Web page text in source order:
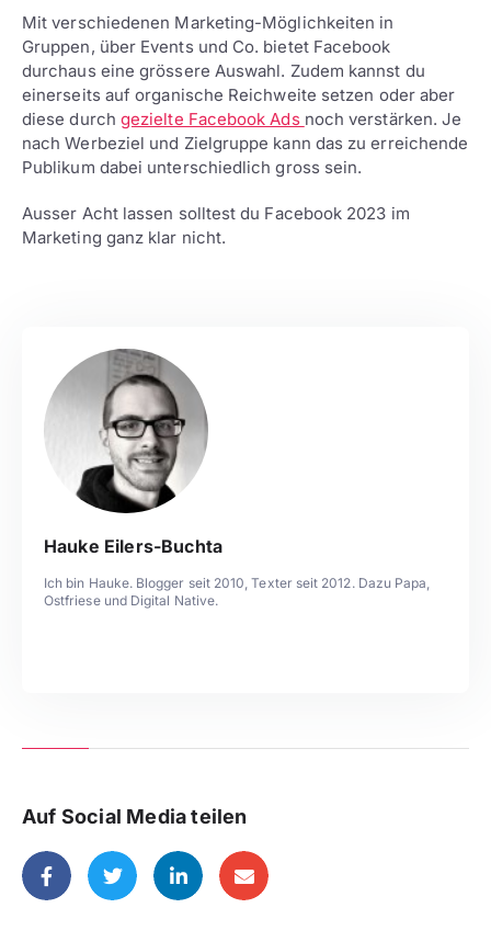
Mit verschiedenen Marketing-Möglichkeiten in
Gruppen, über Events und Co. bietet Facebook
durchaus eine grössere Auswahl. Zudem kannst du
einerseits auf organische Reichweite setzen oder aber
diese durch gezielte Facebook Ads noch verstärken. Je
nach Werbeziel und Zielgruppe kann das zu erreichende
Publikum dabei unterschiedlich gross sein.
Ausser Acht lassen solltest du Facebook 2023 im
Marketing ganz klar nicht.
Hauke Eilers-Buchta
Ich bin Hauke. Blogger seit 2010, Texter seit 2012. Dazu Papa,
Ostfriese und Digital Native.
Auf Social Media teilen